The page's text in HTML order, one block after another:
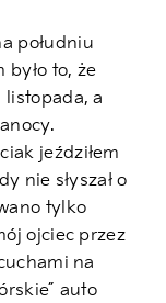
południu
było to, że
listopada, a
jeździłem
nie słyszał o
tylko
ojciec przez
na
auto